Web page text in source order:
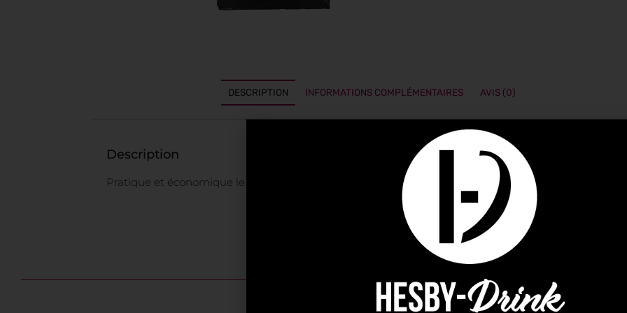
DESCRIPTION INFORMATIONS COMPLÉMENTAIRES AVIS (0)
Description
Pratique et économique le charbon de bois Weber garantit une cuisson optimale de tous vos